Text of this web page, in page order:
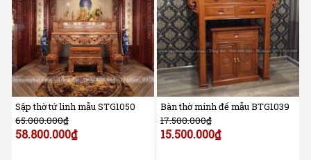
Sập thờ tứ linh mẫu STG1050
65.000.000₫
58.800.000₫
Bàn thờ minh đế mẫu BTG1039
17.500.000₫
15.500.000₫